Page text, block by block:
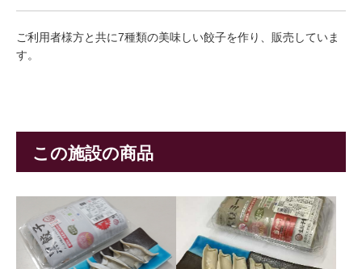
ご利用者様方と共に7種類の美味しい餃子を作り、販売していま
す。
この施設の商品